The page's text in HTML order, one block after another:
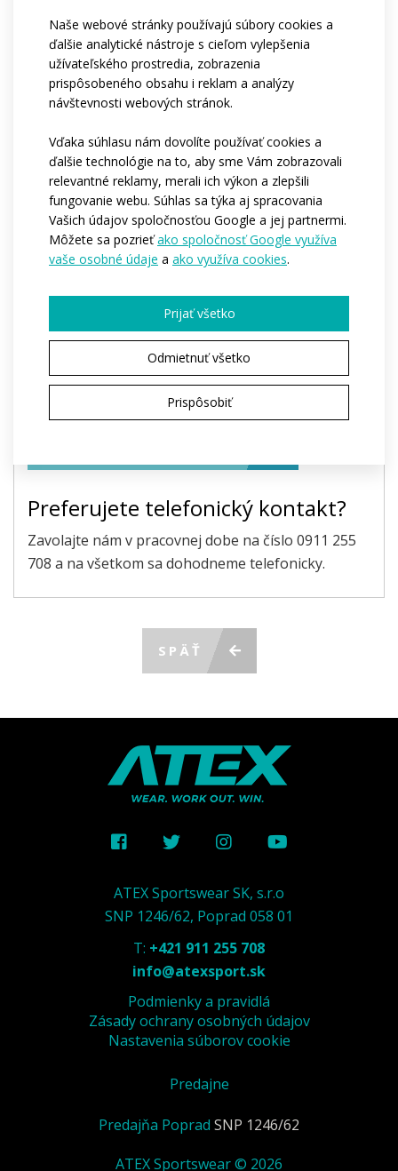
Naše webové stránky používajú súbory cookies a
ďalšie analytické nástroje s cieľom vylepšenia
užívateľského prostredia, zobrazenia
prispôsobeného obsahu i reklam a analýzy
návštevnosti webových stránok.
Vďaka súhlasu nám dovolíte používať cookies a
ďalšie technológie na to, aby sme Vám zobrazovali
relevantné reklamy, merali ich výkon a zlepšili
fungovanie webu. Súhlas sa týka aj spracovania
Vašich údajov spoločnosťou Google a jej partnermi.
Môžete sa pozrieťako spoločnosť Google využíva
vaše osobné údaje a ako využíva cookies.
Prijať všetko
Odmietnuť všetko
Prispôsobiť
názov?
Aký je približný počet osôb, pre ktoré by sme
oblečenie vyrábali?*
1-4 5-10 11-50
viac ako 50
stovky kusov
výrobou?*
Ihneď
Počas nasledujúcich 3-6 mesiacov
Zatíaľ nemám predstavu
Chcete nám povedať ďalšie podrobnosti?
Pole označené * je povinné.
Odoslaním súhlasím so spracovaním
na účely poskytnutia ponuky
Preferujete telefonický kontakt?
Zavolajte nám v pracovnej dobe na číslo 0911 255
708 a na všetkom sa dohodneme telefonicky.
SPÄŤ
ATEX Sportswear SK, s.r.o
SNP 1246/62, Poprad 058 01
T: +421 911 255 708
info@atexsport.sk
Podmienky a pravidlá
Zásady ochrany osobných údajov
Nastavenia súborov cookie
Predajne
Predajňa Poprad SNP 1246/62
ATEX Sportswear © 2026